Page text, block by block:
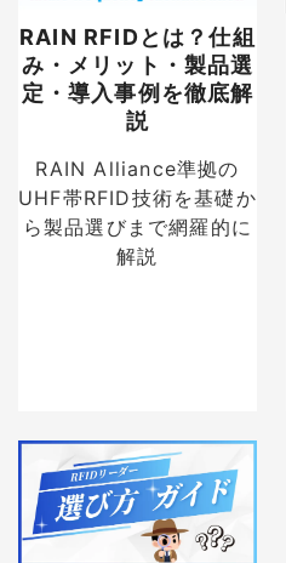
RAIN RFIDとは？仕組
み・メリット・製品選
定・導入事例を徹底解
説
RAIN Alliance準拠の
UHF帯RFID技術を基礎か
ら製品選びまで網羅的に
解説